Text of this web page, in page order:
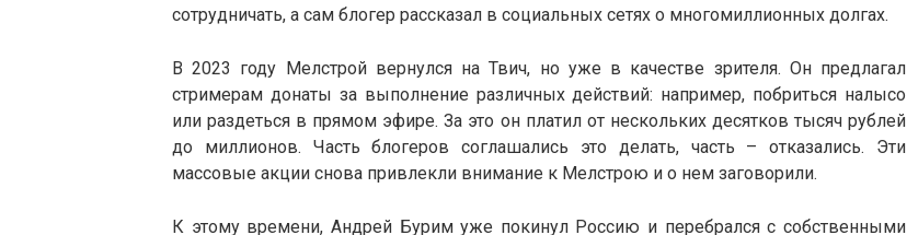
сотрудничать, а сам блогер рассказал в социальных сетях о многомиллионных долгах.
В 2023 году Мелстрой вернулся на Твич, но уже в качестве зрителя. Он предлагал
стримерам донаты за выполнение различных действий: например, побриться налысо
или раздеться в прямом эфире. За это он платил от нескольких десятков тысяч рублей
до миллионов. Часть блогеров соглашались это делать, часть – отказались. Эти
массовые акции снова привлекли внимание к Мелстрою и о нем заговорили.
К этому времени, Андрей Бурим уже покинул Россию и перебрался с собственными